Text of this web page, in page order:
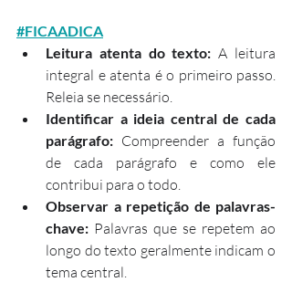
#FICAADICA
Leitura atenta do texto: A leitura
integral e atenta é o primeiro passo.
Releia se necessário.
Identificar a ideia central de cada
parágrafo: Compreender a função
de cada parágrafo e como ele
contribui para o todo.
Observar a repetição de palavras-
chave: Palavras que se repetem ao
longo do texto geralmente indicam o
tema central.